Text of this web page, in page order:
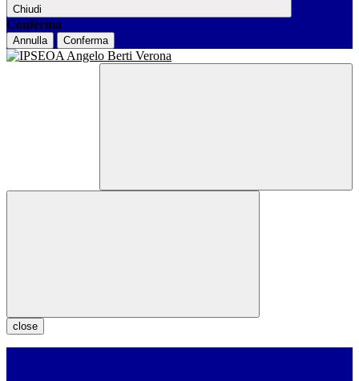
Chiudi
Conferma
Annulla Conferma
close